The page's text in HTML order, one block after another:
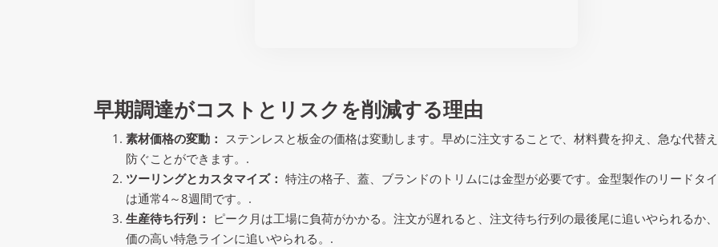
早期調達がコストとリスクを削減する理由
素材価格の変動： ステンレスと板金の価格は変動します。早めに注文することで、材料費を抑え、急な代替
防ぐことができます。.
ツーリングとカスタマイズ： 特注の格子、蓋、ブランドのトリムには金型が必要です。金型製作のリードタ
は通常4～8週間です。.
生産待ち行列： ピーク月は工場に負荷がかかる。注文が遅れると、注文待ち行列の最後尾に追いやられるか
価の高い特急ラインに追いやられる。.